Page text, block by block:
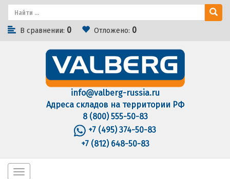
В сравнении: 0 Отложено: 0
info@valberg-russia.ru
Адреса складов на территории РФ
8 (800) 555-50-83
+7 (495) 374-50-83
+7 (812) 648-50-83
Toggle